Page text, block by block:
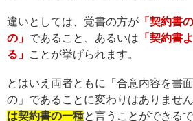
違いとしては、覚書の方が 「契約書
の」 であること、あるいは 「契約書
る」 ことが挙げられます。
とはいえ両者ともに「合意内容を書
の」であることに変わりはありませ
は契約書の一種と言うことができるで